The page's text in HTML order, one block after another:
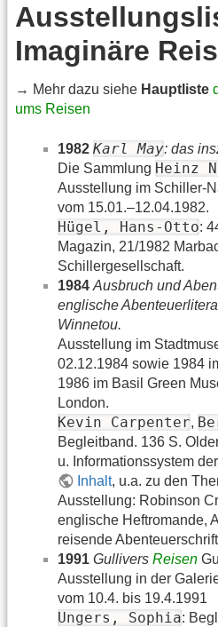
Imaginäre
→ Mehr dazu siehe Hauptliste
ums Reisen
1982 Karl May: das
Die Sammlung Heinz
Ausstellung im Schiller-
vom 15.01.–12.04.1982.
Hügel, Hans-Otto:
Magazin, 21/1982
Schillergesellschaft.
1984 Ausbruch und
englische
Winnetou.
Ausstellung im
02.12.1984 sowie 1984
1986 im Basil Green
London.
Kevin Carpenter,
Begleitband. 136 S.
u. Informationssystem
Inhalt, u.a. zu den
Ausstellung: Robinson
englische Heftromande,
reisende
1991 Gullivers Reisen
Ausstellung in der
vom 10.4. bis 19.4.1991
Ungers, Sophia: